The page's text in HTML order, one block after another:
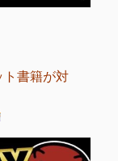
ト書籍が対